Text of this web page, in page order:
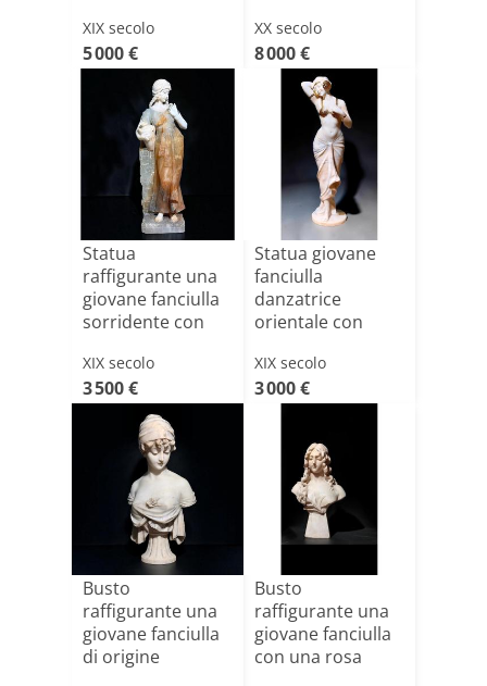
XIX secolo
5 000 €
XX secolo
8 000 €
Statua
raffigurante una
giovane fanciulla
sorridente con
XIX secolo
3 500 €
Statua giovane
fanciulla
danzatrice
orientale con
XIX secolo
3 000 €
Busto
raffigurante una
giovane fanciulla
di origine
Busto
raffigurante una
giovane fanciulla
con una rosa